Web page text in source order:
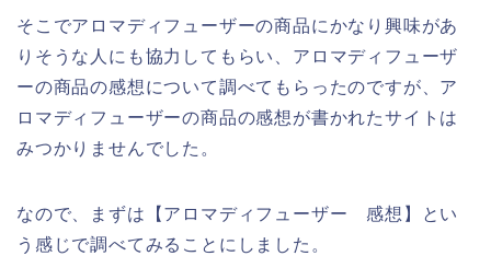
そこでアロマディフューザーの商品にかなり興味があ
りそうな人にも協力してもらい、アロマディフューザ
ーの商品の感想について調べてもらったのですが、ア
ロマディフューザーの商品の感想が書かれたサイトは
みつかりませんでした。
なので、まずは【アロマディフューザー 感想】とい
う感じで調べてみることにしました。